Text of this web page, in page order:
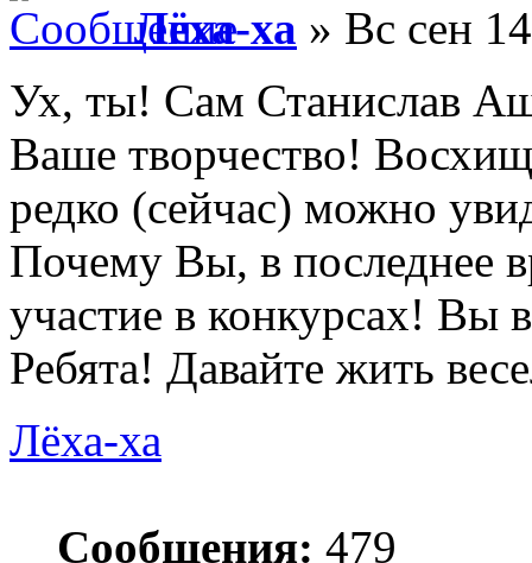
Лёха-ха » Вс сен
Ух, ты! Сам Станислав
Ваше творчество!
редко (сейчас) можно
Почему Вы, в последнее
участие в конкурсах! Вы
Ребята! Давайте жить
Лёха-ха
Сообщения: 479